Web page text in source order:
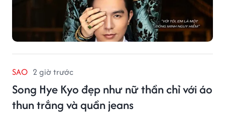
SAO 2 giờ trước
Song Hye Kyo đẹp như nữ thần chỉ với áo
thun trắng và quần jeans